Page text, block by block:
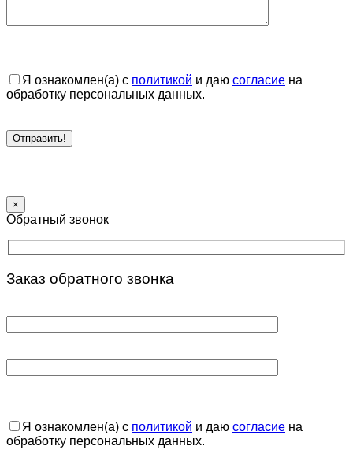
Я ознакомлен(а) с политикой и даю согласие на
обработку персональных данных.
×
Обратный звонок
Заказ обратного звонка
Я ознакомлен(а) с политикой и даю согласие на
обработку персональных данных.